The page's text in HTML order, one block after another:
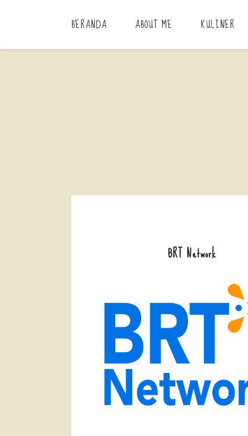
BERANDA ABOUT ME KULINER
BRT Network